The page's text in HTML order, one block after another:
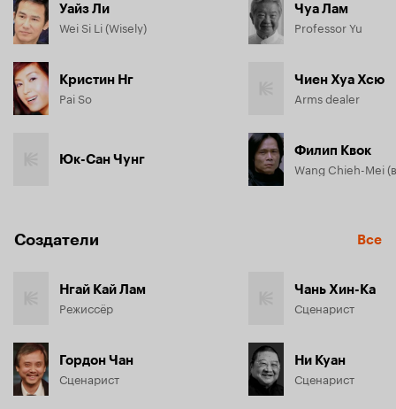
Уайз Ли
Wei Si Li (Wisely)
Кристин Нг
Pai So
Юк-Сан Чунг
Чуа Лам
Professor Yu
Чиен Хуа Хсю
Arms dealer
Филип Квок
Создатели Все
Нгай Кай Лам
Режиссёр
Гордон Чан
Сценарист
Чань Хин-Ка
Сценарист
Ни Куан
Сценарист